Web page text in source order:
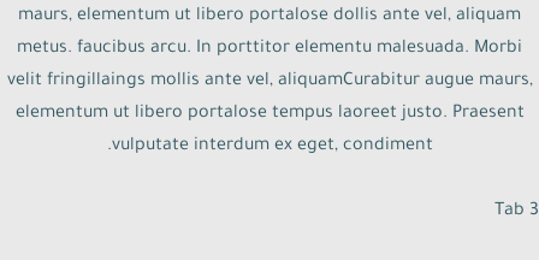
maurs, elementum ut libero portalose dollis ante vel, aliquam
metus. faucibus arcu. In porttitor elementu malesuada. Morbi
velit fringillaings mollis ante vel, aliquamCurabitur augue maurs,
elementum ut libero portalose tempus laoreet justo. Praesent
vulputate interdum ex eget, condiment.
Tab 3